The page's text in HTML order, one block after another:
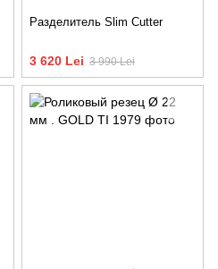
Разделитель Slim Cutter
3 620 Lei 3 990 Lei